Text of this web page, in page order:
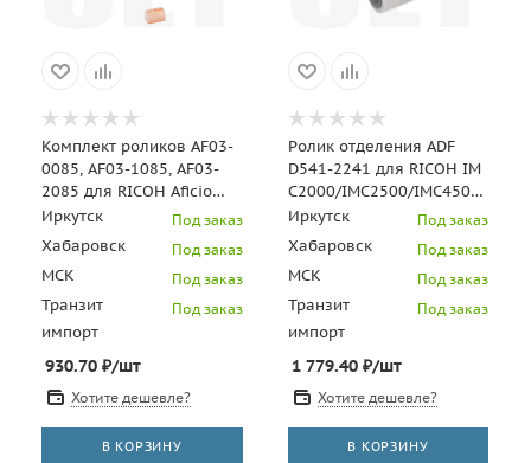
Комплект роликов AF03-
0085, AF03-1085, AF03-
2085 для RICOH Aficio
3035/3045/MPC400/
MPC401 CET511033
Иркутск Под заказ
Хабаровск Под заказ
МСК Под заказ
Транзит
импорт
Под заказ
930.70 ₽/шт
Хотите дешевле?
В КОРЗИНУ
Ролик отделения ADF
D541-2241 для RICOH IM
C2000/IMC2500/IMC4500/
(CET), CET341133
Иркутск Под заказ
Хабаровск Под заказ
МСК Под заказ
Транзит
импорт
Под заказ
1 779.40₽/шт
Хотите дешевле?
В КОРЗИНУ